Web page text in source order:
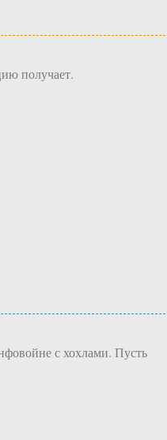
получает.
с хохлами. Пусть